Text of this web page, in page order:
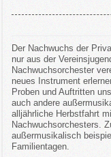
Der Nachwuchs der
nur aus der
Nachwuchsorchester
neues Instrument
Proben und Auftritten
auch andere
alljährliche Herbstfahrt
Nachwuchsorchesters.
außermusikalisch
Familientagen.